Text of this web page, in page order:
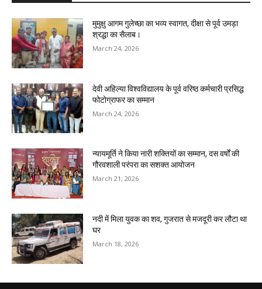
मुमुक्षु आगम गुलेच्छा का भव्य स्वागत, दीक्षा से पूर्व उमड़ा
श्रद्धा का सैलाब।
March 24, 2026
देवी अहिल्या विश्वविद्यालय के पूर्व वरिष्ठ कर्मचारी प्रसिद्ध
फोटोग्राफर का सम्मान
March 24, 2026
न्यायमूर्ति ने किया नारी शक्तियों का सम्मान, दस वर्षों की
गौरवशाली परंपरा का सशक्त आयोजन
March 21, 2026
नदी में मिला युवक का शव, गुजरात से मजदूरी कर लौटा था
घर
March 18, 2026